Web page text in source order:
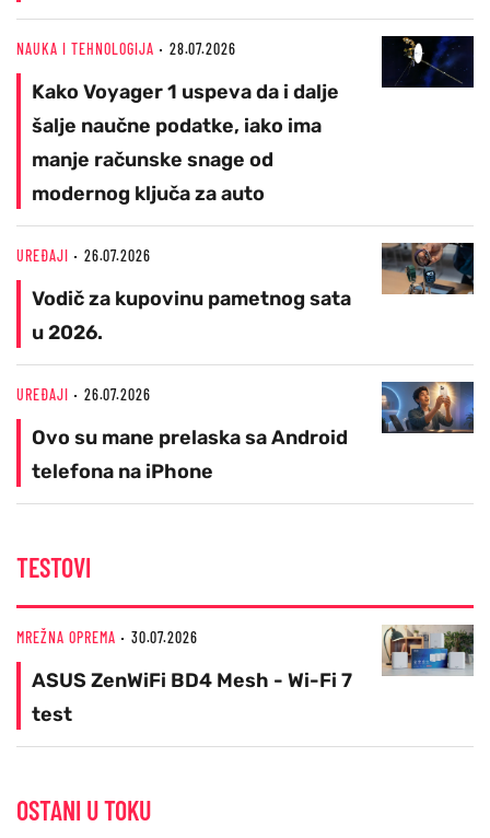
NAUKA I TEHNOLOGIJA 28.07.2026
Kako Voyager 1 uspeva da i dalje
šalje naučne podatke, iako ima
manje računske snage od
modernog ključa za auto
UREĐAJI 26.07.2026
Vodič za kupovinu pametnog sata
u 2026.
UREĐAJI 26.07.2026
Ovo su mane prelaska sa Android
telefona na iPhone
TESTOVI
MREŽNA OPREMA 30.07.2026
ASUS ZenWiFi BD4 Mesh - Wi-Fi 7
test
OSTANI U TOKU